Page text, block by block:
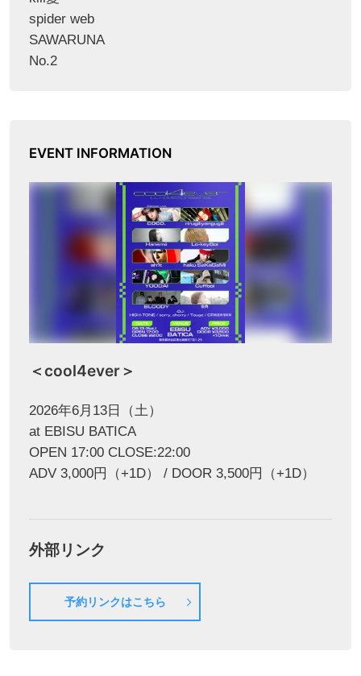
spider web
SAWARUNA
No.2
EVENT INFORMATION
＜cool4ever＞
2026年6月13日（土）
at EBISU BATICA
OPEN 17:00 CLOSE:22:00
ADV 3,000円（+1D） / DOOR 3,500円（+1D）
外部リンク
予約リンクはこちら